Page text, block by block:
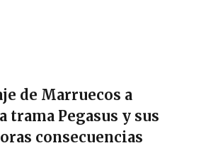
de Marruecos a
trama Pegasus y sus
consecuencias